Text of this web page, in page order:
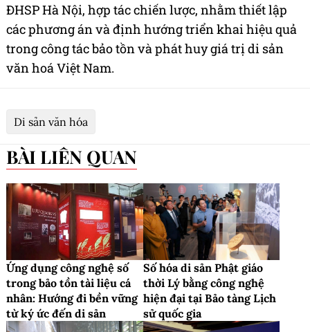
ĐHSP Hà Nội, hợp tác chiến lược, nhằm thiết lập
các phương án và định hướng triển khai hiệu quả
trong công tác bảo tồn và phát huy giá trị di sản
văn hoá Việt Nam.
Di sản văn hóa
BÀI LIÊN QUAN
Ứng dụng công nghệ số
trong bảo tồn tài liệu cá
nhân: Hướng đi bền vững
từ ký ức đến di sản
Số hóa di sản Phật giáo
thời Lý bằng công nghệ
hiện đại tại Bảo tàng Lịch
sử quốc gia